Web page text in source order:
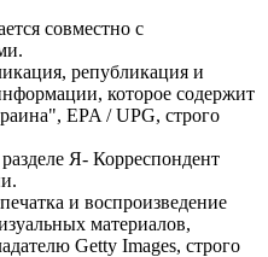
совместно с
републикация и
которое содержит
EPA / UPG, строго
Я- Корреспондент
и воспроизведение
материалов,
Getty Images, строго